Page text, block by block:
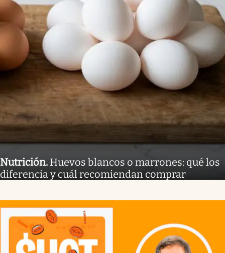
Nutrición. Huevos blancos o marrones: qué los
diferencia y cuál recomiendan comprar